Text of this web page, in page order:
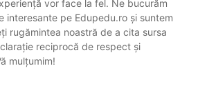
vor face la fel. Ne bucurăm
interesante pe Edupedu.ro și suntem
rugămintea noastră de a cita sursa
reciprocă de respect și
mulțumim!